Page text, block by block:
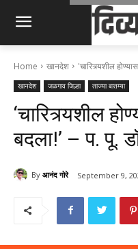
Home खानदेश 'चारित्र्यशील
खानदेश जळगाव जिल्हा ताज्या बातम्या
‘चारित्र्यशील
बदला!’ – प. पू.
By आनंद गोरे September 9,